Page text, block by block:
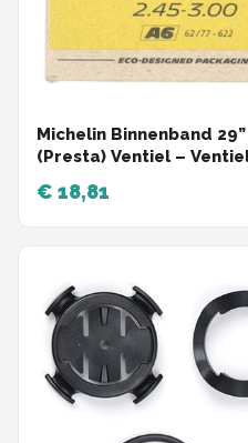
Michelin Binnenband
(Presta) Ventiel –
€ 18,81